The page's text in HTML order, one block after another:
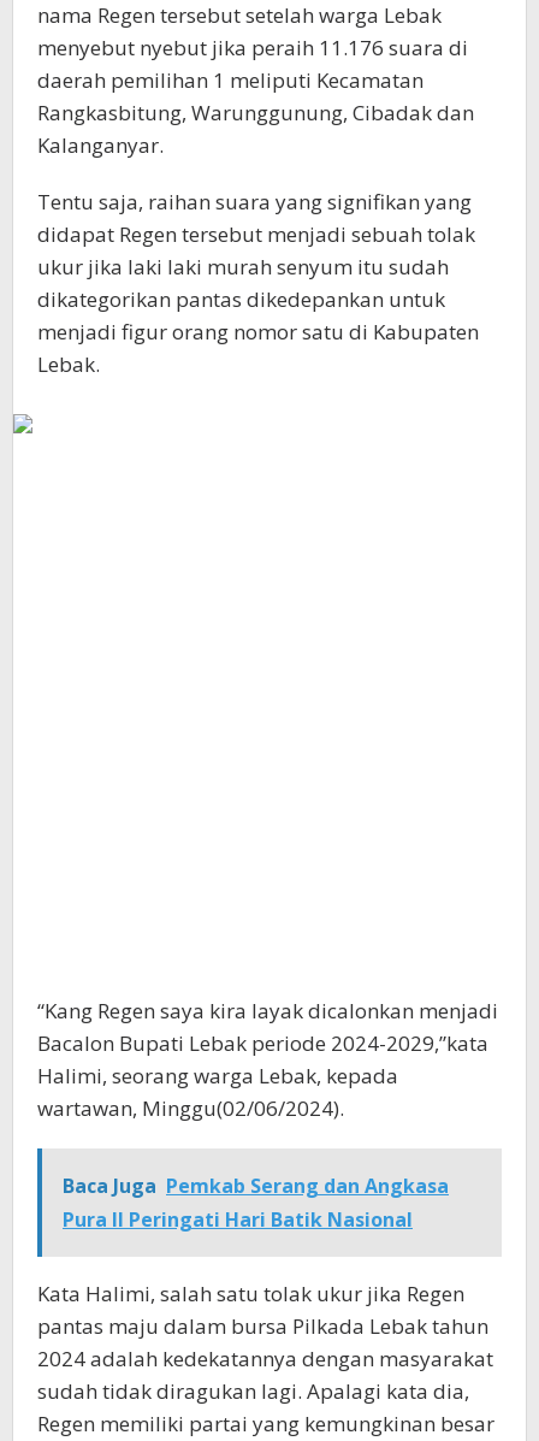
nama Regen tersebut setelah warga Lebak
menyebut nyebut jika peraih 11.176 suara di
daerah pemilihan 1 meliputi Kecamatan
Rangkasbitung, Warunggunung, Cibadak dan
Kalanganyar.
Tentu saja, raihan suara yang signifikan yang
didapat Regen tersebut menjadi sebuah tolak
ukur jika laki laki murah senyum itu sudah
dikategorikan pantas dikedepankan untuk
menjadi figur orang nomor satu di Kabupaten
Lebak.
“Kang Regen saya kira layak dicalonkan menjadi
Bacalon Bupati Lebak periode 2024-2029,”kata
Halimi, seorang warga Lebak, kepada
wartawan, Minggu(02/06/2024).
Baca Juga Pemkab Serang dan Angkasa
Pura II Peringati Hari Batik Nasional
Kata Halimi, salah satu tolak ukur jika Regen
pantas maju dalam bursa Pilkada Lebak tahun
2024 adalah kedekatannya dengan masyarakat
sudah tidak diragukan lagi. Apalagi kata dia,
Regen memiliki partai yang kemungkinan besar